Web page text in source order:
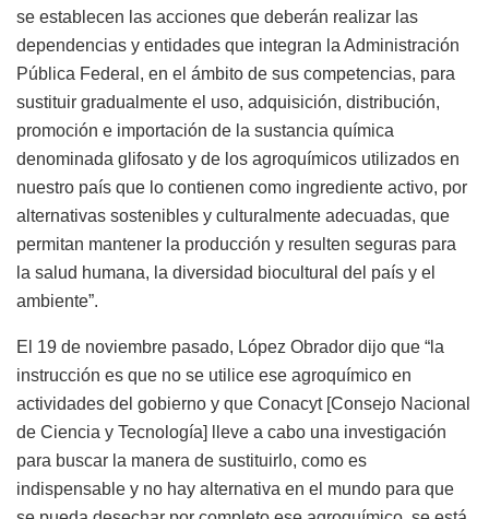
se establecen las acciones que deberán realizar las
dependencias y entidades que integran la Administración
Pública Federal, en el ámbito de sus competencias, para
sustituir gradualmente el uso, adquisición, distribución,
promoción e importación de la sustancia química
denominada glifosato y de los agroquímicos utilizados en
nuestro país que lo contienen como ingrediente activo, por
alternativas sostenibles y culturalmente adecuadas, que
permitan mantener la producción y resulten seguras para
la salud humana, la diversidad biocultural del país y el
ambiente”.
El 19 de noviembre pasado, López Obrador dijo que “la
instrucción es que no se utilice ese agroquímico en
actividades del gobierno y que Conacyt [Consejo Nacional
de Ciencia y Tecnología] lleve a cabo una investigación
para buscar la manera de sustituirlo, como es
indispensable y no hay alternativa en el mundo para que